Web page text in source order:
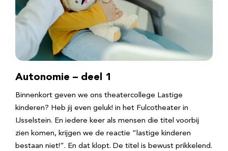
Autonomie – deel 1
Binnenkort geven we ons theatercollege Lastige
kinderen? Heb jij even geluk! in het Fulcotheater in
IJsselstein. En iedere keer als mensen die titel voorbij
zien komen, krijgen we de reactie “lastige kinderen
bestaan niet!”. En dat klopt. De titel is bewust prikkelend.